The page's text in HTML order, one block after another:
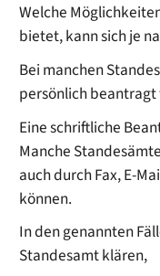
Welche
bietet, kann sich je
Bei manchen
persönlich beantragt
Eine schriftliche
Manche
auch durch Fax, E-
können.
In den genannten
Standesamt klären,